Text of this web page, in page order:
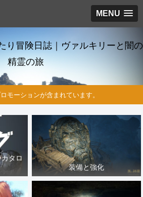
MENU
り冒険日誌｜ヴァルキリーと闇の
精霊の旅
モーションが含まれています。
タロ
装備と強化